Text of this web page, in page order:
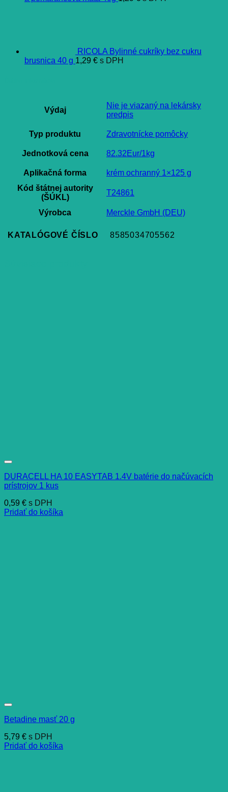
RICOLA Bylinné cukríky bez cukru
brusnica 40 g 1,29 € s DPH
Výdaj
Nie je viazaný na lekársky
predpis
Typ produktu Zdravotnícke pomôcky
Jednotková cena 82.32Eur/1kg
Aplikačná forma
krém ochranný 1×125 g
Kód štátnej autority
(ŠÚKL)
T24861
Výrobca Merckle GmbH (DEU)
KATALÓGOVÉ ČÍSLO 8585034705562
DURACELL HA 10 EASYTAB 1.4V batérie do načúvacích
prístrojov 1 kus
0,59 € s DPH
Pridať do košíka
Betadine masť 20 g
5,79 € s DPH
Pridať do košíka